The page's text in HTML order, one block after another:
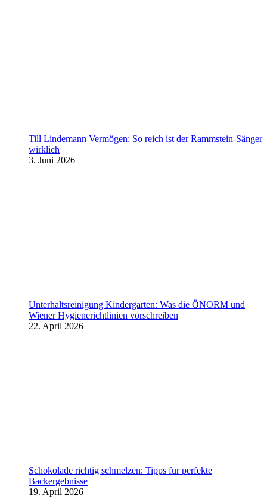
Till Lindemann Vermögen: So reich ist der Rammstein-Sänger
wirklich
3. Juni 2026
Unterhaltsreinigung Kindergarten: Was die ÖNORM und
Wiener Hygienerichtlinien vorschreiben
22. April 2026
Schokolade richtig schmelzen: Tipps für perfekte
Backergebnisse
19. April 2026